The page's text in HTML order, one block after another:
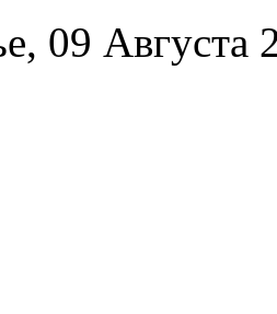
09 Августа